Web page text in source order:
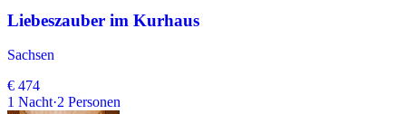
Liebeszauber im Kurhaus
Sachsen
€ 474
1 Nacht·2 Personen